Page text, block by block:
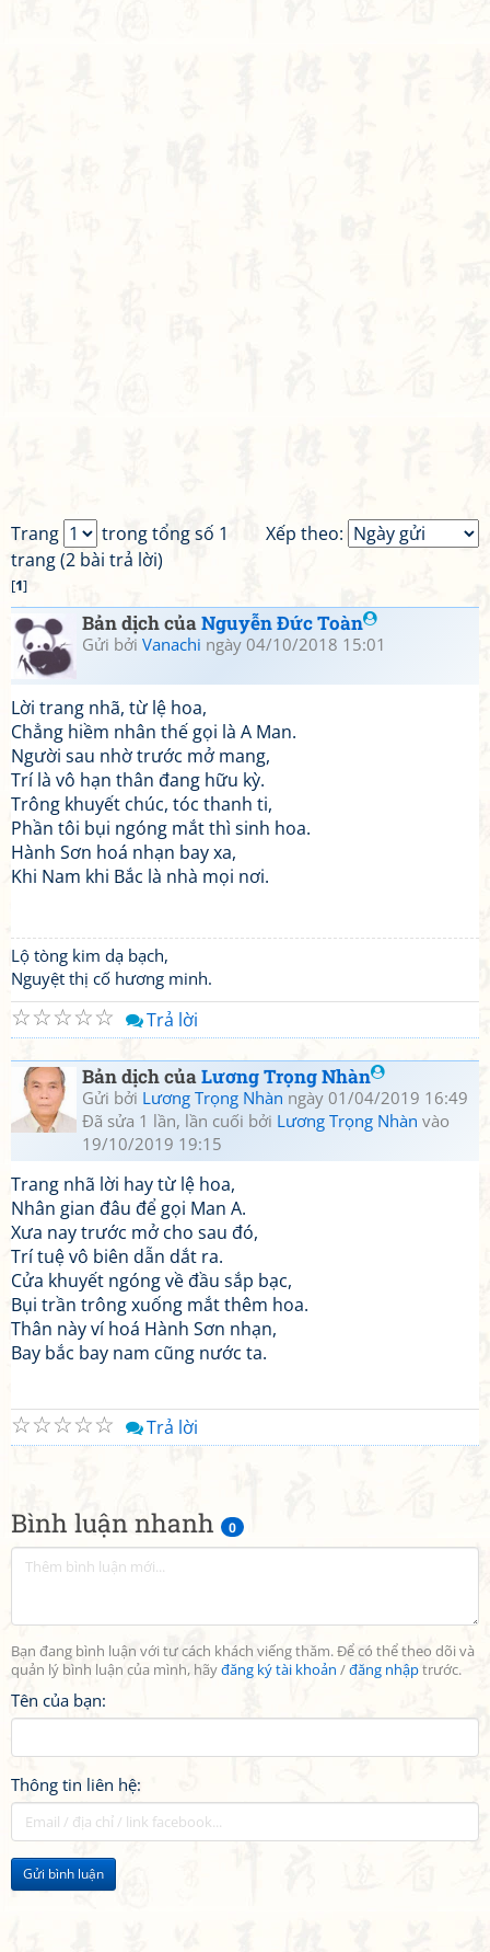
Bình luận nhanh 0
Bạn đang bình luận với tư cách khách viếng thăm. Để có thể theo dõi và
quản lý bình luận của mình, hãyđăng ký tài khoản /đăng nhậptrước.
Tên của bạn:
Thông tin liên hệ:
Gửi bình luận
Xếp theo:
Trang
trong tổng số 1
trang (2 bài trả lời)
[1]
Bản dịch củaNguyễn Đức Toàn
Gửi bởi Vanachi ngày 04/10/2018 15:01
Lời trang nhã, từ lệ hoa,
Chẳng hiềm nhân thế gọi là A Man.
Người sau nhờ trước mở mang,
Trí là vô hạn thân đang hữu kỳ.
Trông khuyết chúc, tóc thanh ti,
Phần tôi bụi ngóng mắt thì sinh hoa.
Hành Sơn hoá nhạn bay xa,
Khi Nam khi Bắc là nhà mọi nơi.
Lộ tòng kim dạ bạch,
Nguyệt thị cố hương minh.
☆
☆
☆
☆
☆ Trả lời
Bản dịch củaLương Trọng Nhàn
Gửi bởi Lương Trọng Nhàn ngày 01/04/2019 16:49
Đã sửa 1 lần, lần cuối bởi Lương Trọng Nhàn vào
19/10/2019 19:15
Trang nhã lời hay từ lệ hoa,
Nhân gian đâu để gọi Man A.
Xưa nay trước mở cho sau đó,
Trí tuệ vô biên dẫn dắt ra.
Cửa khuyết ngóng về đầu sắp bạc,
Bụi trần trông xuống mắt thêm hoa.
Thân này ví hoá Hành Sơn nhạn,
Bay bắc bay nam cũng nước ta.
☆
☆
☆
☆
☆ Trả lời